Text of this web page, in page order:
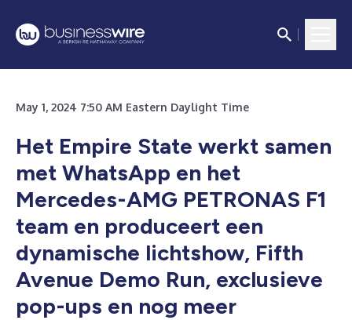
May 1, 2024 7:50 AM Eastern Daylight Time
Het Empire State werkt samen
met WhatsApp en het
Mercedes-AMG PETRONAS F1
team en produceert een
dynamische lichtshow, Fifth
Avenue Demo Run, exclusieve
pop-ups en nog meer